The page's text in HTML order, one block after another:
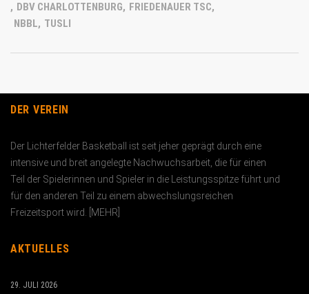
, DBV CHARLOTTENBURG, FRIEDENAUER TSC,
NBBL, TUSLI
DER VEREIN
Der Lichterfelder Basketball ist seit jeher geprägt durch eine
intensive und breit angelegte Nachwuchs­arbeit, die für einen
Teil der Spielerinnen und Spieler in die Leistungs­spitze führt und
für den anderen Teil zu einem abwechslungs­reichen
Freizeitsport wird. [ MEHR
AKTUELLES
29. JULI 2026